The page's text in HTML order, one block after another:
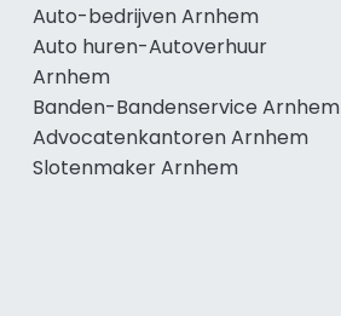
Auto-bedrijven Arnhem
Auto huren-Autoverhuur
Arnhem
Banden-Bandenservice Arnhem
Advocatenkantoren Arnhem
Slotenmaker Arnhem